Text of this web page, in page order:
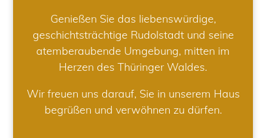
Genießen Sie das liebenswürdige,
geschichtsträchtige Rudolstadt und seine
atemberaubende Umgebung, mitten im
Herzen des Thüringer Waldes.
Wir freuen uns darauf, Sie in unserem Haus
begrüßen und verwöhnen zu dürfen.